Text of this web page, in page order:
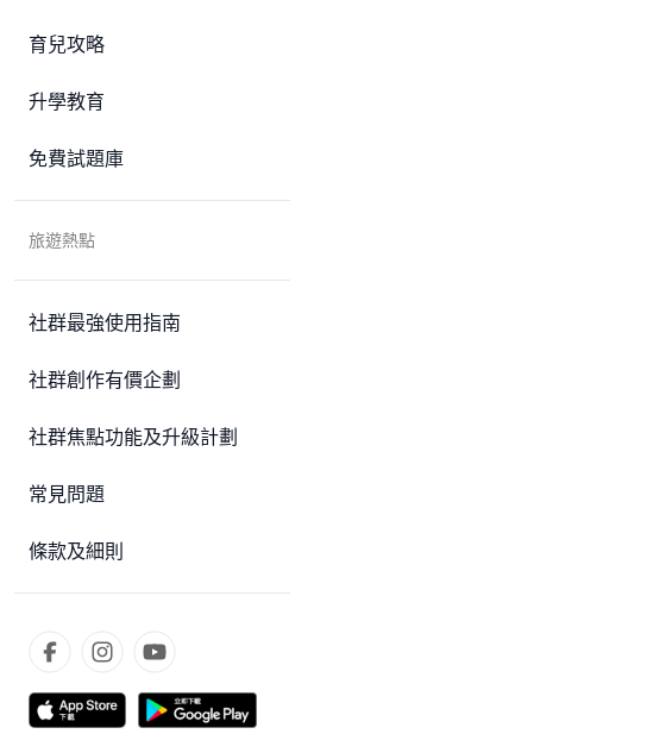
育兒攻略
升學教育
免費試題庫
旅遊熱點
社群最強使用指南
社群創作有價企劃
社群焦點功能及升級計劃
常見問題
條款及細則